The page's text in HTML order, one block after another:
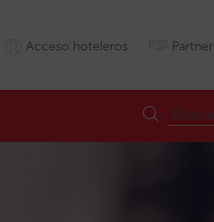
Acceso hoteleros